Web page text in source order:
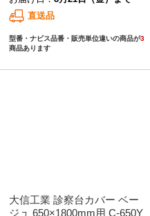
直送品
型番・ナビス品番・販売単位違いの商品が3
商品あります
大信工業 診察台カバー ベー
ジュ 650×1800mm用 C-650Y